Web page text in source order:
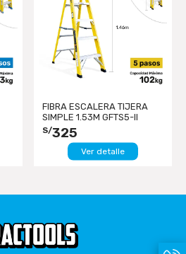
FIBRA ESCALERA TIJERA
SIMPLE 1.53M GFTS5-II
GORILLAZ 102KG
S/325
Ver detalle